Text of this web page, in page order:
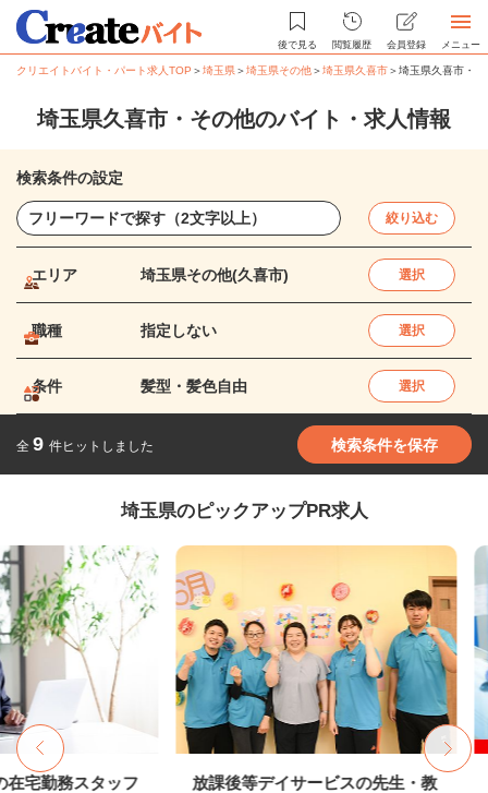
後で見る 閲覧履歴 会員登録 メニュー
クリエイトバイト・パート求人TOP ＞埼玉県＞埼玉県その他＞埼玉県久喜市＞埼玉県久喜市・
埼玉県久喜市・その他のバイト・求人情報
検索条件の設定
絞り込む
エリア 埼玉県その他(久喜市) 選択
職種 指定しない 選択
条件 髪型・髪色自由 選択
全 9 件ヒットしました 検索条件を保存
埼玉県のピックアップPR求人
タッフ
放課後等デイサービスの先生・教
セルフ